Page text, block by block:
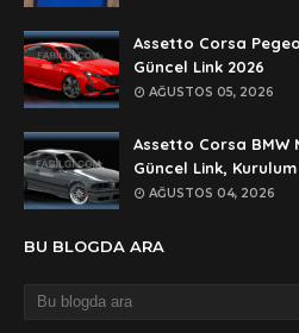
şifre ne
Assetto Corsa
Güncel Link 2026
AĞUSTOS 05, 2026
Assetto Corsa BMW
Güncel Link, Kurulum
AĞUSTOS 04, 2026
BU BLOGDA ARA